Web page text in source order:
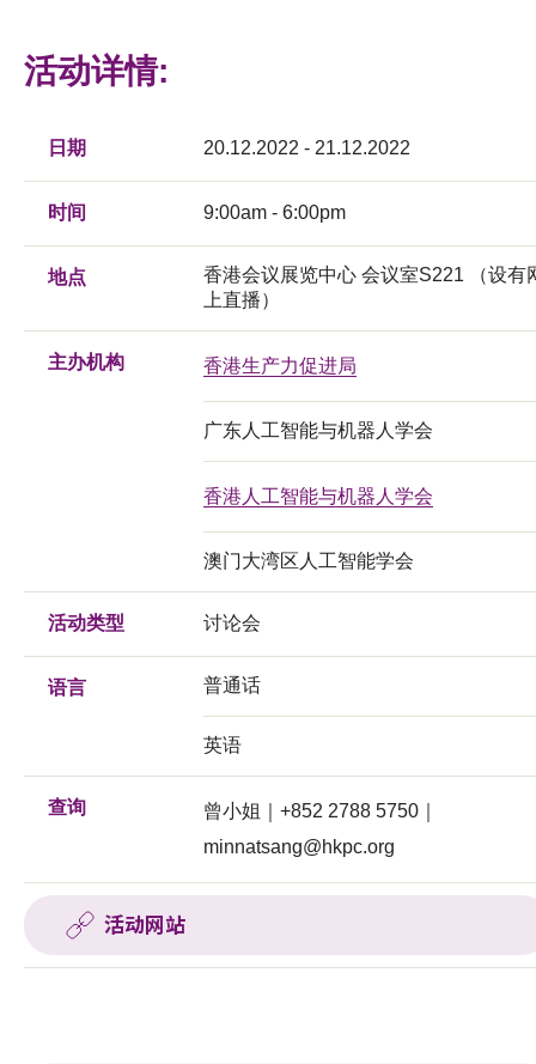
活动详情:
日期 20.12.2022 - 21.12.2022
时间 9:00am - 6:00pm
地点
香港会议展览中心 会议室S221 （设有
上直播）
主办机构 香港生产力促进局
广东人工智能与机器人学会
香港人工智能与机器人学会
澳门大湾区人工智能学会
活动类型 讨论会
语言 普通话
英语
查询
曾小姐｜+852 2788 5750｜
minnatsang@hkpc.org
活动网站